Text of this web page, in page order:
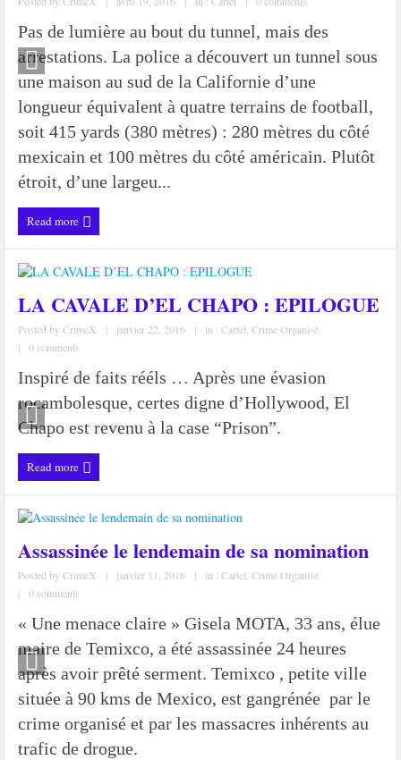
Pas de lumière au bout du tunnel, mais des
arrestations. La police a découvert un tunnel sous
une maison au sud de la Californie d’une
longueur équivalent à quatre terrains de football,
soit 415 yards (380 mètres) : 280 mètres du côté
mexicain et 100 mètres du côté américain. Plutôt
étroit, d’une largeu...
Read more
LA CAVALE D’EL CHAPO : EPILOGUE
Posted byCrimeX | janvier 22, 2016 | in :Cartel,Crime Organisé
|
0 comments
Inspiré de faits rééls … Après une évasion
rocambolesque, certes digne d’Hollywood, El
Chapo est revenu à la case “Prison”.
Read more
Assassinée le lendemain de sa nomination
Posted byCrimeX | janvier 11, 2016 | in :Cartel,Crime Organisé
|
0 comments
« Une menace claire » Gisela MOTA, 33 ans, élue
maire de Temixco, a été assassinée 24 heures
après avoir prêté serment. Temixco , petite ville
située à 90 kms de Mexico, est gangrénée par le
crime organisé et par les massacres inhérents au
trafic de drogue.